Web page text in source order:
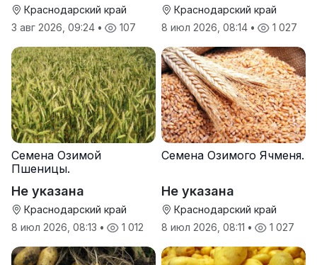
Краснодарский край
3 авг 2026, 09:24 • 107
Краснодарский край
8 июл 2026, 08:14 • 1 027
Семена Озимой
Пшеницы.
Не указана
Краснодарский край
8 июл 2026, 08:13 • 1 012
Семена Озимого Ячменя.
Не указана
Краснодарский край
8 июл 2026, 08:11 • 1 027